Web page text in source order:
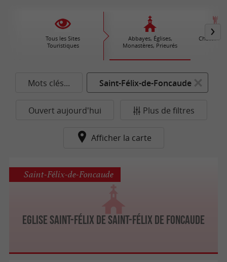
Tous les Sites
Touristiques
Abbayes, Églises,
Monastères, Prieurés
Châteaux
Mots clés... Saint-Félix-de-Foncaude
Ouvert aujourd'hui Plus de filtres
Afficher la carte
Eglise Saint-Félix de Saint-Félix de Foncaude
Saint-Félix-de-Foncaude